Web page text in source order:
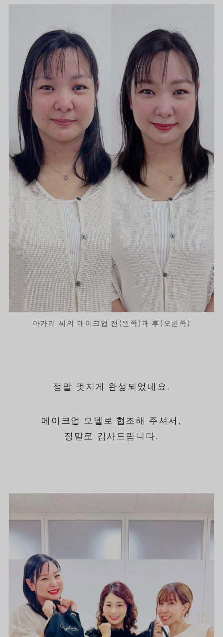
아카리 씨의 메이크업 전(왼쪽)과 후(오른쪽)
정말 멋지게 완성되었네요.
메이크업 모델로 협조해 주셔서,
정말로 감사드립니다.